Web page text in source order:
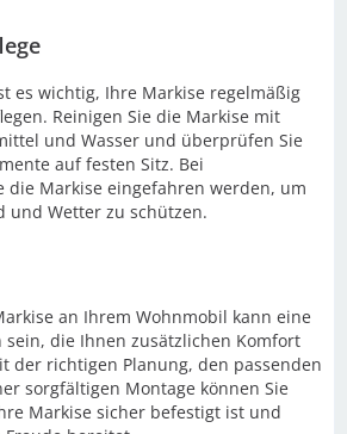
es wichtig, Ihre Markise regelmäßig
Reinigen Sie die Markise mit
und Wasser und überprüfen Sie
auf festen Sitz. Bei
die Markise eingefahren werden, um
und Wetter zu schützen.
an Ihrem Wohnmobil kann eine
die Ihnen zusätzlichen Komfort
der richtigen Planung, den passenden
sorgfältigen Montage können Sie
Markise sicher befestigt ist und